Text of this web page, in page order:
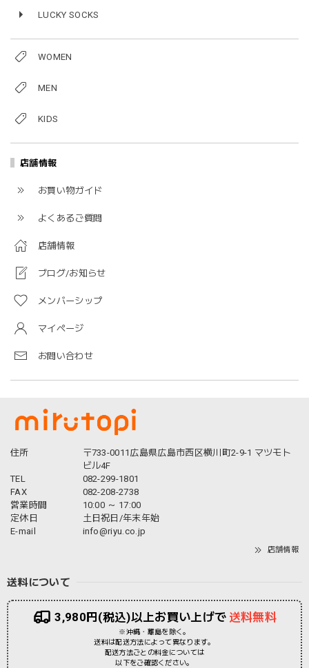
LUCKY SOCKS
WOMEN
MEN
KIDS
店舗情報
お買い物ガイド
よくあるご質問
店舗情報
ブログ/お知らせ
メンバーシップ
マイページ
お問い合わせ
住所
〒733-0011広島県広島市西区横川町2-9-1 マツモト
ビル4F
TEL
082-299-1801
FAX
082-208-2738
営業時間
10:00 ～ 17:00
定休日
土日祝日/年末年始
E-mail
info@riyu.co.jp
店舗情報
送料について
3,980円(税込)以上お買い上げで 送料無料
※沖縄・離島を除く。
送料は配送方法によって異なります。
配送方法ごとの料金については
以下をご確認ください。